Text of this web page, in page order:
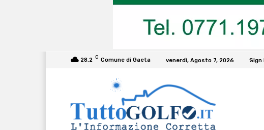
28.2 C Comune di Gaeta venerdì, Agosto 7, 2026 Sign